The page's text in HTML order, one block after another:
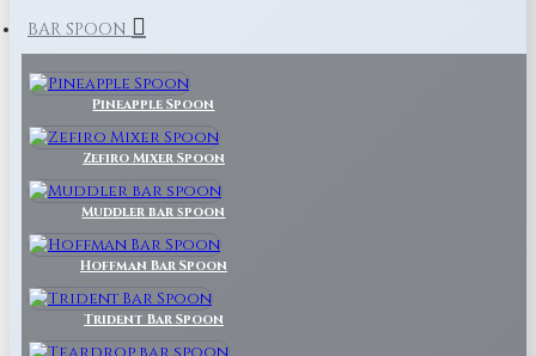
BAR SPOON
Pineapple Spoon
Zefiro Mixer Spoon
Muddler bar spoon
Hoffman Bar Spoon
Trident Bar Spoon